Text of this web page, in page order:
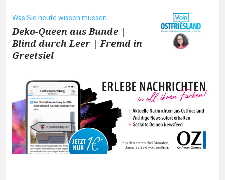
Was Sie heute wissen müssen
Deko-Queen aus Bunde |
Blind durch Leer | Fremd in
Greetsiel